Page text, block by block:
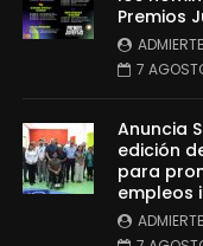
Premios
7
Anuncia
edición
para
empleos